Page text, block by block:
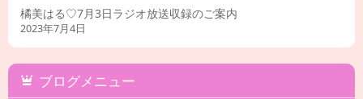
橘美はる♡7月3日ラジオ放送収録のご案内
2023年7月4日
ブログメニュー